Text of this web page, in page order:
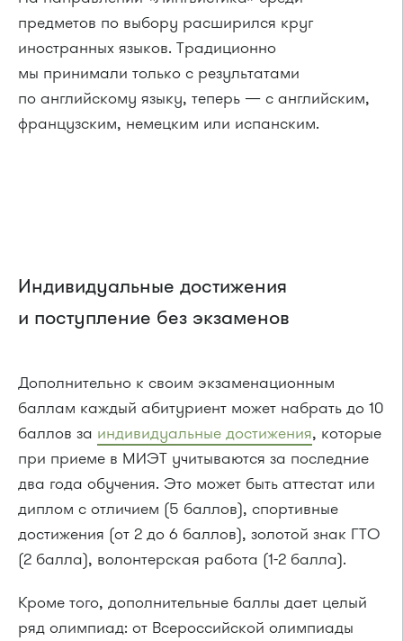
предметов по выбору расширился круг
иностранных языков. Традиционно
мы принимали только с результатами
по английскому языку, теперь — с английским,
французским, немецким или испанским.
Индивидуальные достижения
и поступление без экзаменов
Дополнительно к своим экзаменационным
баллам каждый абитуриент может набрать до 10
баллов за индивидуальные достижения, которые
при приеме в МИЭТ учитываются за последние
два года обучения. Это может быть аттестат или
диплом с отличием (5 баллов), спортивные
достижения (от 2 до 6 баллов), золотой знак ГТО
(2 балла), волонтерская работа (1-2 балла).
Кроме того, дополнительные баллы дает целый
ряд олимпиад: от Всероссийской олимпиады